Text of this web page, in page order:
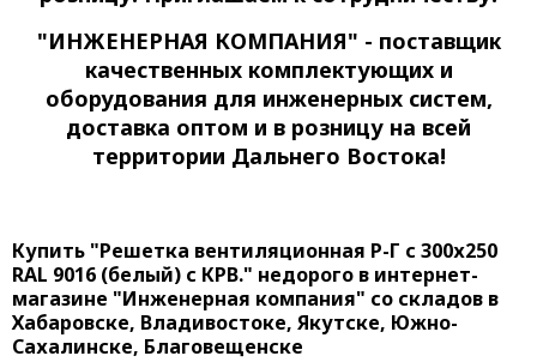
"ИНЖЕНЕРНАЯ КОМПАНИЯ" - поставщик
качественных комплектующих и
оборудования для инженерных систем,
доставка оптом и в розницу на всей
территории Дальнего Востока!
Купить "Решетка вентиляционная Р-Г с 300х250
RAL 9016 (белый) с КРВ." недорого в интернет-
магазине "Инженерная компания" со складов в
Хабаровске, Владивостоке, Якутске, Южно-
Сахалинске, Благовещенске